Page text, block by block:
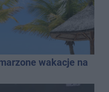
wakacje na